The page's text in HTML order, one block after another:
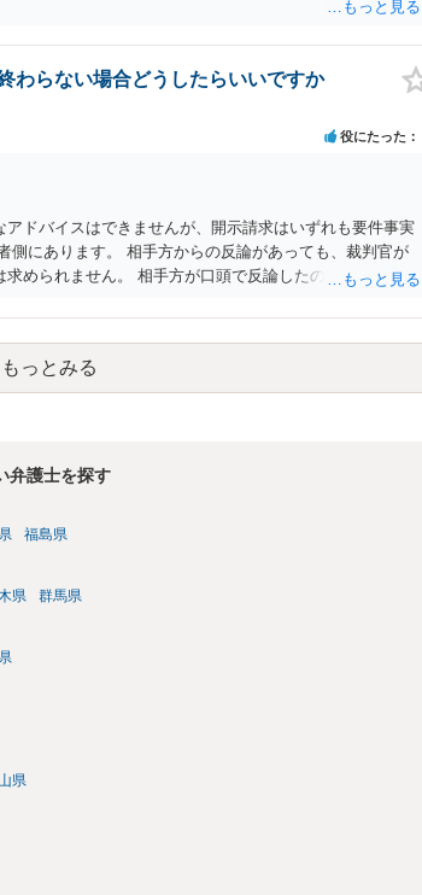
わらない場合どうしたらいいですか
役にたった
ドバイスはできませんが、開示請求はいずれも要件事実
側にあります。 相手方からの反論があっても、裁判官が
められません。 相手方が口頭で反論したのは、仮処分は
ございます。 開示請求は法律知識が不可欠ですが、それ
ることが重要です。
もっとみる
弁護士を探す
福島県
県 群馬県
県